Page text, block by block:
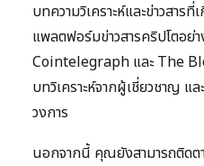
บทความวิเคราะห์และข่าวสา
แพลตฟอร์มข่าวสารคริปโตอย่
Cointelegraph และ The
บทวิเคราะห์จากผู้เชี่ยวชาญ
วงการ
นอกจากนี้ คุณยังสามารถติดต